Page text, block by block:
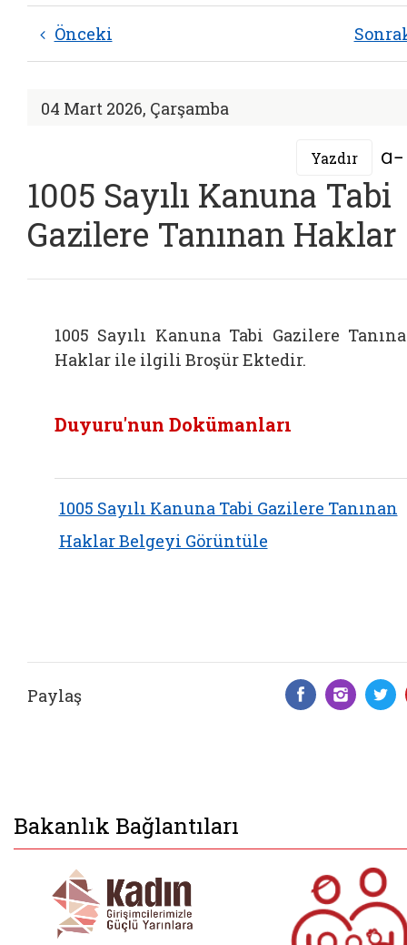
Önceki
04 Mart 2026, Çarşamba
Yazdır
1005 Sayılı Kanuna Tabi
Gazilere Tanınan Haklar
1005 Sayılı Kanuna Tabi Gazilere
Haklar ile ilgili Broşür Ektedir.
Duyuru'nun Dokümanları
1005 Sayılı Kanuna Tabi Gazilere Tanınan
Haklar Belgeyi Görüntüle
Paylaş
Bakanlık Bağlantıları